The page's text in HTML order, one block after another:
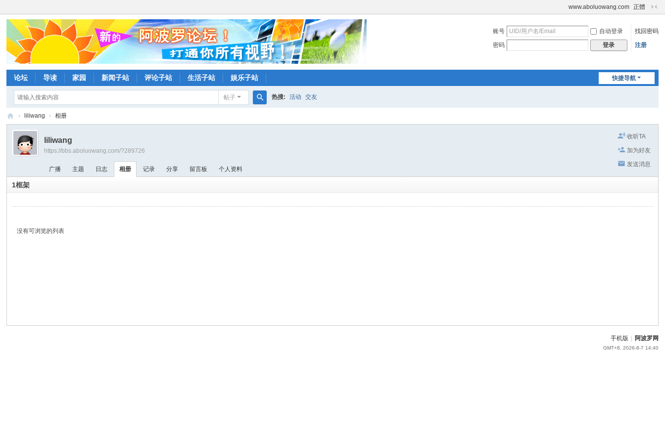
www.aboluowang.com 正體
切
到
账号 自动登录
找回密码
密码
登录 注册
快捷导航
论坛 导读 家园 新闻子站 评论子站 生活子站 娱乐子站
帖子
索
热搜: 活动 交友
阿
罗
论
› liliwang › 相册
收听TA
加为好友
发送消息
liliwang
https://bbs.aboluowang.com/?289726
广播 主题 日志 相册 记录 分享 留言板 个人资料
1框架
没有可浏览的列表
手机版 阿波罗网
GMT+8, 2026-8-7 14:40